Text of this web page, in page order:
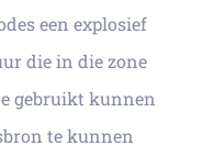
een explosief
die in die zone
gebruikt kunnen
te kunnen